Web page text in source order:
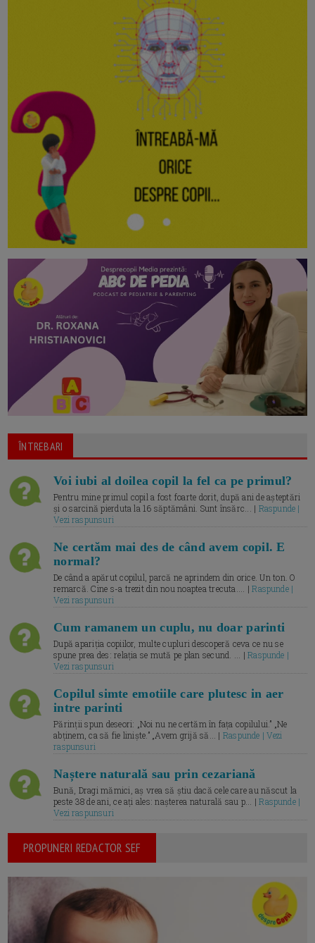
ÎNTREBARI
Voi iubi al doilea copil la fel ca pe primul?
Pentru mine primul copil a fost foarte dorit, după ani de așteptări
și o sarcină pierduta la 16 săptămâni. Sunt însărc... | Raspunde |
Vezi raspunsuri
Ne certăm mai des de când avem copil. E
normal?
De când a apărut copilul, parcă ne aprindem din orice. Un ton. O
remarcă. Cine s-a trezit din nou noaptea trecuta.... |Raspunde |
Vezi raspunsuri
Cum ramanem un cuplu, nu doar parinti
După apariția copiilor, multe cupluri descoperă ceva ce nu se
spune prea des: relația se mută pe plan secund. ... |Raspunde |
Vezi raspunsuri
Copilul simte emotiile care plutesc in aer
intre parinti
Părinții spun deseori: „Noi nu ne certăm în fața copilului.” „Ne
abținem, ca să fie liniște.” „Avem grijă să... | Raspunde | Vezi
raspunsuri
Naștere naturală sau prin cezariană
Bună, Dragi mămici, aș vrea să știu dacă cele care au născut la
peste 38 de ani, ce ați ales: nașterea naturală sau p... |Raspunde |
Vezi raspunsuri
PROPUNERI REDACTOR SEF